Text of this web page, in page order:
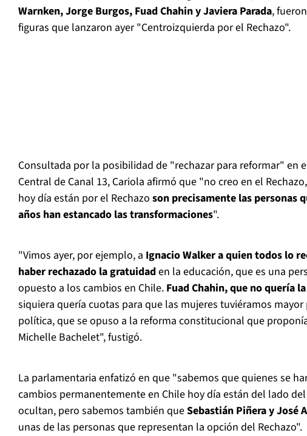
Warnken, Jorge Burgos, Fuad Chahin y Javiera Parada,
figuras que lanzaron ayer "Centroizquierda por el Rechazo".
Consultada por la posibilidad de "rechazar para reformar" en
Central de Canal 13, Cariola afirmó que "no creo en el
hoy día están por el Rechazo son precisamente las personas
años han estancado las transformaciones".
"Vimos ayer, por ejemplo, a Ignacio Walker a quien todos lo
haber rechazado la gratuidaden la educación, que es una
opuesto a los cambios en Chile. Fuad Chahin, que no quería
siquiera quería cuotas para que las mujeres tuviéramos
política, que se opuso a la reforma constitucional que
Michelle Bachelet", fustigó.
La parlamentaria enfatizó en que "sabemos que quienes se
cambios permanentemente en Chile hoy día están del lado del
ocultan, pero sabemos también queSebastián Piñera y José
unas de las personas que representan la opción del Rechazo".